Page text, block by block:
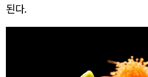
된다.